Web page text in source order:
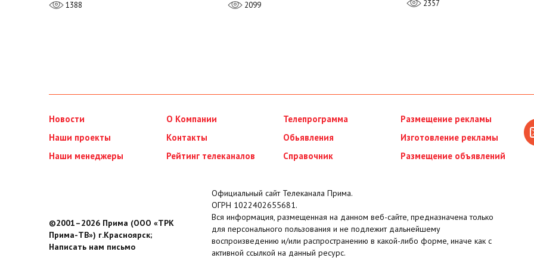
1388 2099 2357
Новости
Наши проекты
Наши менеджеры
О Компании
Контакты
Рейтинг телеканалов
Телепрограмма
Обьявления
Справочник
Размещение рекламы
Изготовление рекламы
Размещение объявлений
©2001–2026 Прима (ООО «ТРК
Прима-ТВ») г.Красноярск;
Написать нам письмо
Официальный сайт Телеканала Прима.
ОГРН 1022402655681.
Вся информация, размещенная на данном веб-сайте, предназначена только
для персонального пользования и не подлежит дальнейшему
воспроизведению и/или распространению в какой-либо форме, иначе как с
активной ссылкой на данный ресурс.